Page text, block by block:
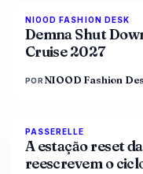
NIOOD FASHION DESK
Demna Shut
Cruise 2027
POR NIOOD Fashion
PASSERELLE
A estação reset
reescrevem o